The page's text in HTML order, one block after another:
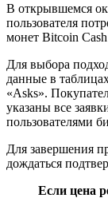
В открывшемся
пользователя
монет Bitcoin
Для выбора
данные в
«Asks».
указаны все
пользователями
Для завершения
дождаться
Если цена